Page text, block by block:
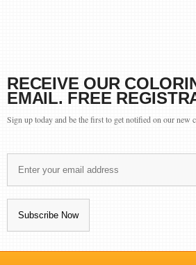
RECEIVE OUR
EMAIL. FREE
Sign up today and be the first to get notified on our new